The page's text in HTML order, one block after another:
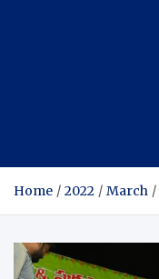
Home 2022 March